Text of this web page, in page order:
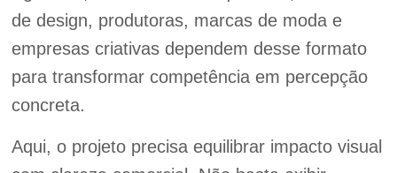
de design, produtoras, marcas de moda e
empresas criativas dependem desse formato
para transformar competência em percepção
concreta.
Aqui, o projeto precisa equilibrar impacto visual